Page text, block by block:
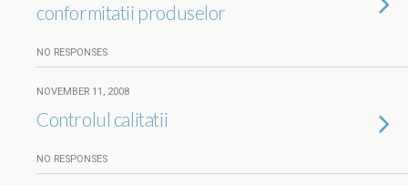
conformitatii produselor
NO RESPONSES
NOVEMBER 11, 2008
Controlul calitatii
NO RESPONSES